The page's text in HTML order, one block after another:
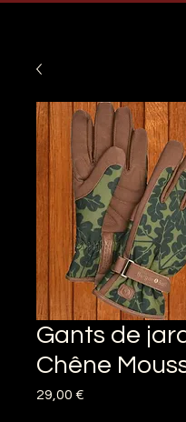
Gants de
Chêne
29,00 €